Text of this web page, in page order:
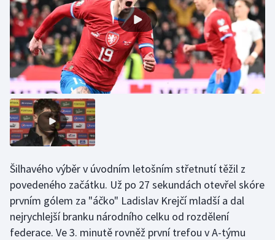
Házená
Jezdectví
Judo
Krasobruslení
Lezení
Lyže a snowboard
Moderní pětiboj
Motorsport
Šilhavého výběr v úvodním letošním střetnutí těžil z
povedeného začátku. Už po 27 sekundách otevřel skóre
prvním gólem za "áčko" Ladislav Krejčí mladší a dal
nejrychlejší branku národního celku od rozdělení
federace. Ve 3. minutě rovněž první trefou v A-týmu